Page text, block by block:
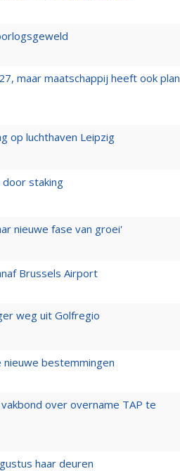
maar maatschappij heeft ook plan
op luchthaven Leipzig
door staking
nieuwe fase van groei'
Brussels Airport
weg uit Golfregio
bestemmingen
over overname TAP te
haar deuren